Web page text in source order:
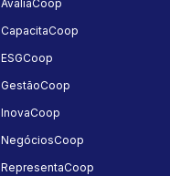
AvaliaCoop
CapacitaCoop
ESGCoop
GestãoCoop
InovaCoop
NegóciosCoop
RepresentaCoop